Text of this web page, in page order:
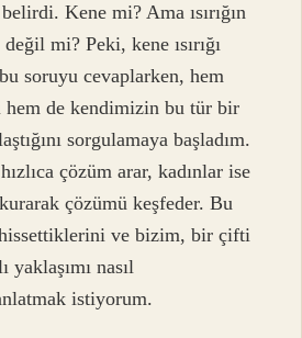
Kene mi? Ama ısırığın
mi? Peki, kene ısırığı
bu soruyu cevaplarken, hem
hem de kendimizin bu tür bir
sorgulamaya başladım.
çözüm arar, kadınlar ise
çözümü keşfeder. Bu
hissettiklerini ve bizim, bir çifti
nasıl
istiyorum.